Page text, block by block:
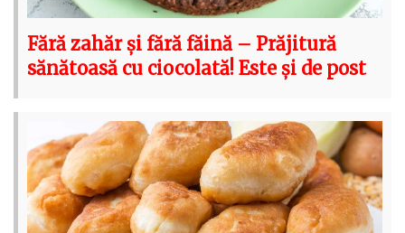
Fără zahăr și fără făină – Prăjitură
sănătoasă cu ciocolată! Este și de post